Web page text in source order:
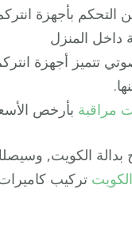
التحكم بأجهزة
أجهزة
مراقبة بأرخص
وطلب تركيب أو تصليح
الكويت تركيب